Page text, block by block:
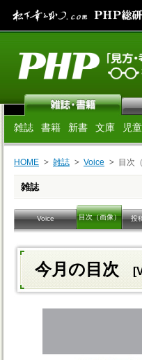
雑誌 書籍 新書 文庫 児
HOME 雑誌 Voice 目次
雑誌
Voice 目次（画像） 投
今月の目次